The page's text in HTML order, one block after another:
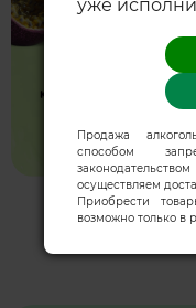
уже
Продажа
способом
осуществляем
Приобрести
возможно только в